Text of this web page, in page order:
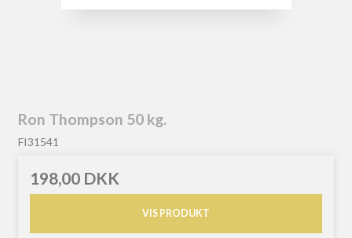
Ron Thompson 50 kg.
FI31541
198,00 DKK
VIS PRODUKT